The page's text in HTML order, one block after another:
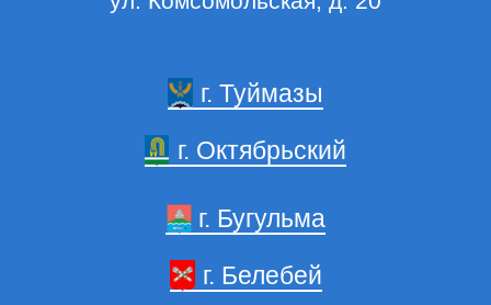
Видео о нас
г. Туймазы
г. Октябрьский
г. Бугульма
г. Белебей